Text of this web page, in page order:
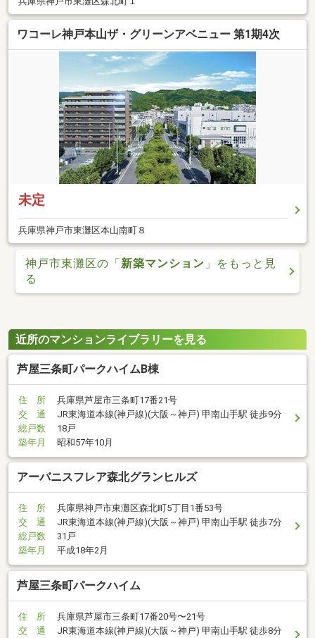
ワコーレ神戸本山ザ・グリーンアベニュー 第1期4次
未定
兵庫県神戸市東灘区本山南町８
神戸市東灘区の「新築マンション 」をもっと見
る
近所のマンションライブラリーを見る
芦屋三条町パークハイムB棟
住 所
兵庫県芦屋市三条町17番21号
交 通
JR東海道本線(神戸線)(大阪～神戸) 甲南山手駅 徒歩9分
総戸数
18戸
築年月
昭和57年10月
アーバニスフレア森北グランヒルズ
住 所
兵庫県神戸市東灘区森北町5丁目1番53号
交 通
JR東海道本線(神戸線)(大阪～神戸) 甲南山手駅 徒歩7分
総戸数
31戸
築年月
平成18年2月
芦屋三条町パークハイム
住 所
兵庫県芦屋市三条町17番20号〜21号
交 通
JR東海道本線(神戸線)(大阪～神戸) 甲南山手駅 徒歩8分